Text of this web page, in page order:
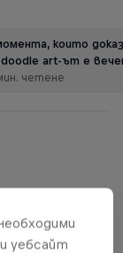
които
art-ът е
четене
уебсайт